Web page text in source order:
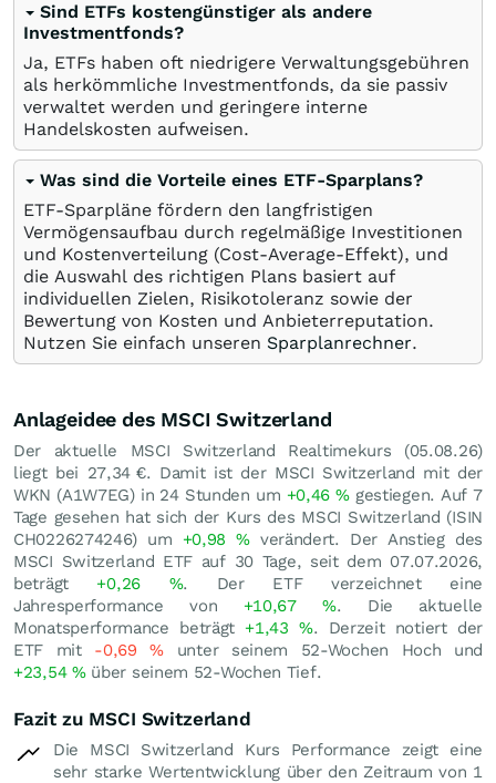
Sind ETFs kostengünstiger als andere
Investmentfonds?
Ja, ETFs haben oft niedrigere Verwaltungsgebühren
als herkömmliche Investmentfonds, da sie passiv
verwaltet werden und geringere interne
Handelskosten aufweisen.
Was sind die Vorteile eines ETF-Sparplans?
ETF-Sparpläne fördern den langfristigen
Vermögensaufbau durch regelmäßige Investitionen
und Kostenverteilung (Cost-Average-Effekt), und
die Auswahl des richtigen Plans basiert auf
individuellen Zielen, Risikotoleranz sowie der
Bewertung von Kosten und Anbieterreputation.
Nutzen Sie einfach unseren Sparplanrechner.
Anlageidee des MSCI Switzerland
Der aktuelle MSCI Switzerland Realtimekurs (05.08.26)
liegt bei 27,34 €. Damit ist der MSCI Switzerland mit der
WKN (A1W7EG) in 24 Stunden um +0,46%gestiegen. Auf 7
Tage gesehen hat sich der Kurs des MSCI Switzerland (ISIN
CH0226274246) um +0,98%verändert. Der Anstieg des
MSCI Switzerland ETF auf 30 Tage, seit dem 07.07.2026,
beträgt +0,26 %. Der ETF verzeichnet eine
Jahresperformance von +10,67%. Die aktuelle
Monatsperformance beträgt +1,43 %. Derzeit notiert der
ETF mit -0,69% unter seinem 52-Wochen Hoch und
+23,54 %über seinem 52-Wochen Tief.
Fazit zu MSCI Switzerland
Die MSCI Switzerland Kurs Performance zeigt eine
sehr starke Wertentwicklung über den Zeitraum von 1